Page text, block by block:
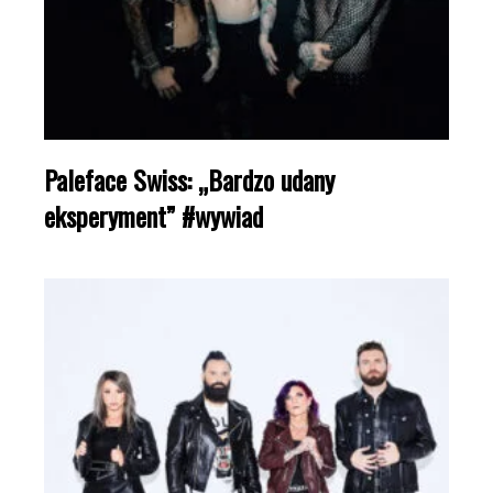
Paleface Swiss: „Bardzo udany
eksperyment” #wywiad